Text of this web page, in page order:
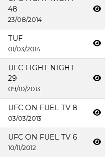
48
23/08/2014
TUF
01/03/2014
UFC FIGHT NIGHT
29
09/10/2013
UFC ON FUEL TV 8
03/03/2013
UFC ON FUEL TV 6
10/11/2012